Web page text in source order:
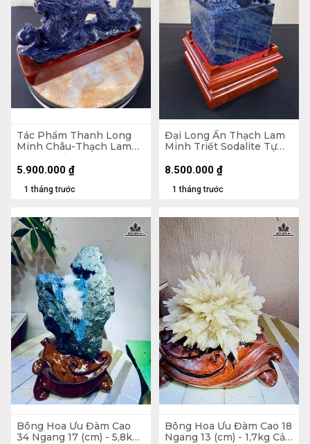
Tác Phẩm Thanh Long
Minh Châu-Thạch Lam
Minh Triết Sodalite Tự
Nhiên - Tượng đá 3,35kg
35,5x17x9 (cm ) - Riêng
Đế đế 4,75kg 21,5x35x12
1 tháng trước
5.900.000 ₫
Đại Long Ấn Thạch Lam
Minh Triết Sodalite Tự
1 tháng trước
8.500.000 ₫
Bông Hoa Ưu Đàm Cao
34 Ngang 17 (cm) - 5,8kg
Bông Hoa Ưu Đàm Cao 18
Ngang 13 (cm) - 1,7kg Cả